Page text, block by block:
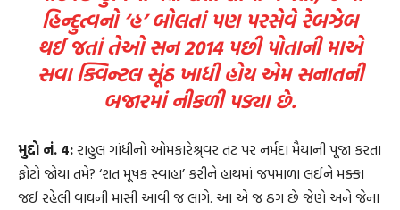
હિન્દુત્વનો ‘હ’ બોલતાં પણ પરસેવે રેબઝેબ
થઈ જતાં તેઓ સન 2014 પછી પોતાની માએ
સવા ક્વિન્ટલ સૂંઠ ખાધી હોય એમ સનાતની
બજારમાં નીકળી પડ્યા છે.
મુદ્દો નં. 4:રાહુલ ગાંધીનો ઓમકારેશ્ર્વર તટ પર નર્મદા મૈયાની પૂજા કરતા
ફોટો જોયા તમે? ‘શત મૂષક સ્વાહા’ કરીને હાથમાં જપમાળા લઈને મક્કા
જઈ રહેલી વાઘની માસી આવી જ લાગે. આ એ જ ઠગ છે જેણે અને જેના